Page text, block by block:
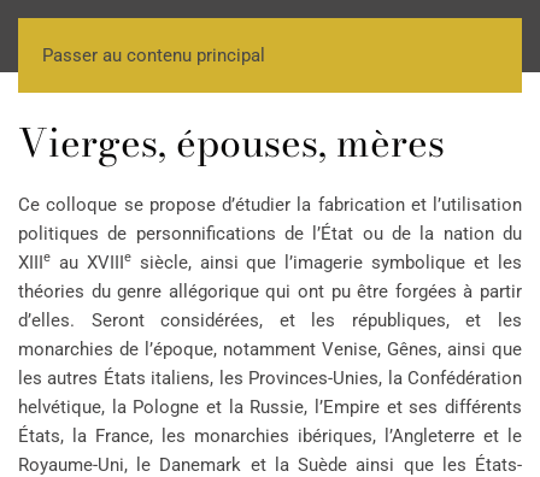
Passer au contenu principal
Vierges, épouses, mères
Ce colloque se propose d’étudier la fabrication et l’utilisation
politiques de personnifications de l’État ou de la nation du
XIIIe au XVIIIesiècle, ainsi que l’imagerie symbolique et les
théories du genre allégorique qui ont pu être forgées à partir
d’elles. Seront considérées, et les républiques, et les
monarchies de l’époque, notamment Venise, Gênes, ainsi que
les autres États italiens, les Provinces-Unies, la Confédération
helvétique, la Pologne et la Russie, l’Empire et ses différents
États, la France, les monarchies ibériques, l’Angleterre et le
Royaume-Uni, le Danemark et la Suède ainsi que les États-